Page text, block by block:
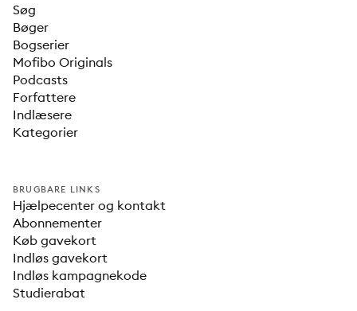
Søg
Bøger
Bogserier
Mofibo Originals
Podcasts
Forfattere
Indlæsere
Kategorier
BRUGBARE LINKS
Hjælpecenter og kontakt
Abonnementer
Køb gavekort
Indløs gavekort
Indløs kampagnekode
Studierabat